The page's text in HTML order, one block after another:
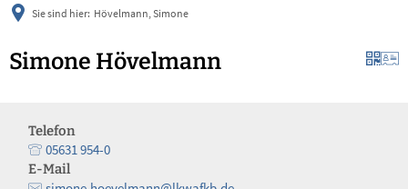
Sie sind hier: Hövelmann, Simone
Simone Hövelmann
Telefon
05631 954-0
E-Mail